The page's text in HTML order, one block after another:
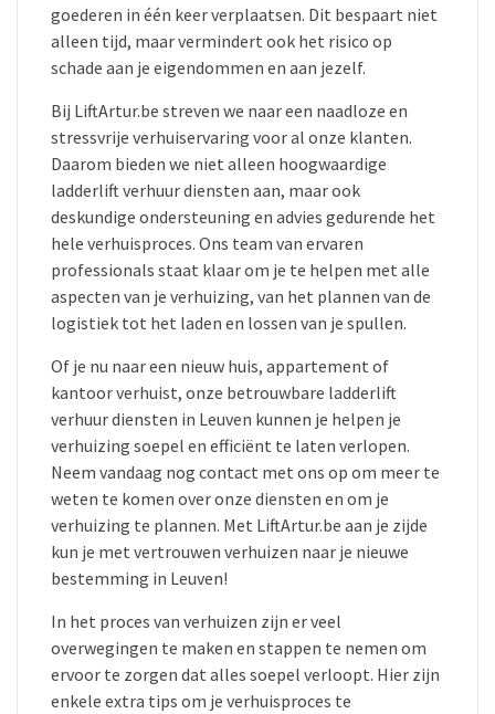
goederen in één keer verplaatsen. Dit bespaart niet
alleen tijd, maar vermindert ook het risico op
schade aan je eigendommen en aan jezelf.
Bij LiftArtur.be streven we naar een naadloze en
stressvrije verhuiservaring voor al onze klanten.
Daarom bieden we niet alleen hoogwaardige
ladderlift verhuur diensten aan, maar ook
deskundige ondersteuning en advies gedurende het
hele verhuisproces. Ons team van ervaren
professionals staat klaar om je te helpen met alle
aspecten van je verhuizing, van het plannen van de
logistiek tot het laden en lossen van je spullen.
Of je nu naar een nieuw huis, appartement of
kantoor verhuist, onze betrouwbare ladderlift
verhuur diensten in Leuven kunnen je helpen je
verhuizing soepel en efficiënt te laten verlopen.
Neem vandaag nog contact met ons op om meer te
weten te komen over onze diensten en om je
verhuizing te plannen. Met LiftArtur.be aan je zijde
kun je met vertrouwen verhuizen naar je nieuwe
bestemming in Leuven!
In het proces van verhuizen zijn er veel
overwegingen te maken en stappen te nemen om
ervoor te zorgen dat alles soepel verloopt. Hier zijn
enkele extra tips om je verhuisproces te